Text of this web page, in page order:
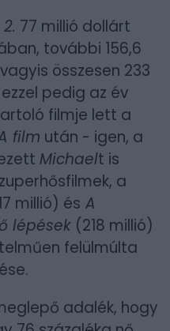
77 millió dollárt
további 156,6
összesen 233
pedig az év
filmje lett a
film után - igen, a
Michaelt is
a
millió) és A
lépések (218 millió)
felülmúlta
adalék, hogy